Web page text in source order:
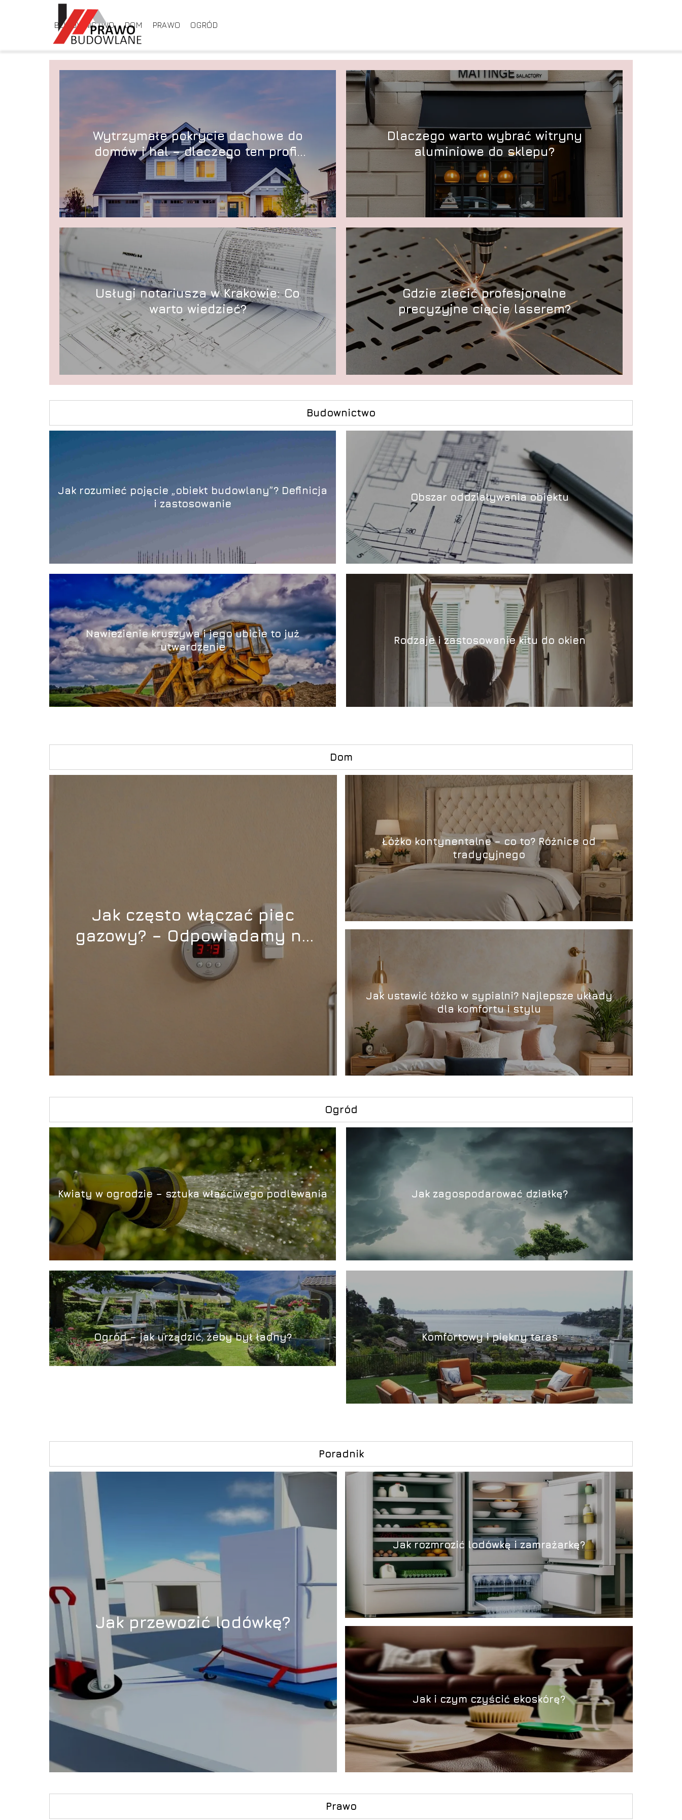
BUDOWNICTWO DOM PRAWO OGRÓD
Wytrzymałe pokrycie dachowe do
domów i hal – dlaczego ten profil
to popularny wybór?
Dlaczego warto wybrać witryny
aluminiowe do sklepu?
Usługi notariusza w Krakowie: Co
warto wiedzieć?
Gdzie zlecić profesjonalne
precyzyjne cięcie laserem?
Budownictwo
Jak rozumieć pojęcie „obiekt budowlany”? Definicja
i zastosowanie
Obszar oddziaływania obiektu
Nawiezienie kruszywa i jego ubicie to już
utwardzenie
Rodzaje i zastosowanie kitu do okien
Dom
Jak często włączać piec
gazowy? – Odpowiadamy na
pytanie
Łóżko kontynentalne – co to? Różnice od
tradycyjnego
Jak ustawić łóżko w sypialni? Najlepsze układy
dla komfortu i stylu
Ogród
Kwiaty w ogrodzie – sztuka właściwego podlewania Jak zagospodarować działkę?
Ogród – jak urządzić, żeby był ładny? Komfortowy i piękny taras
Poradnik
Jak przewozić lodówkę?
Jak rozmrozić lodówkę i zamrażarkę?
Jak i czym czyścić ekoskórę?
Prawo